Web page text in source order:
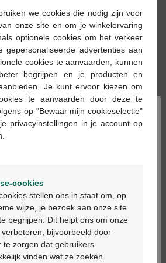
Reserveren
vóór 12u besteld, volgende
Multipharma apotheek
vanaf €55
×
Bienvenue
in het nederlands
en français
we cookies die nodig zijn voor
onze site en om je winkelervaring
optionele cookies om het verkeer
gepersonaliseerde advertenties aan
cookies te aanvaarden, kunnen
begrijpen en je producten en
Je kunt ervoor kiezen om
te aanvaarden door deze te
op "Bewaar mijn cookieselectie"
privacyinstellingen in je account op
cookies
stellen ons in staat om, op
wijze, je bezoek aan onze site
begrijpen. Dit helpt ons om onze
verbeteren, bijvoorbeeld door
te zorgen dat gebruikers
vinden wat ze zoeken.